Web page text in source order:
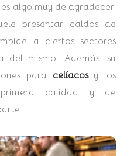
algo muy de agradecer,
presentar caldos de
a ciertos sectores
del mismo. Además, su
para celíacosy los
calidad y de